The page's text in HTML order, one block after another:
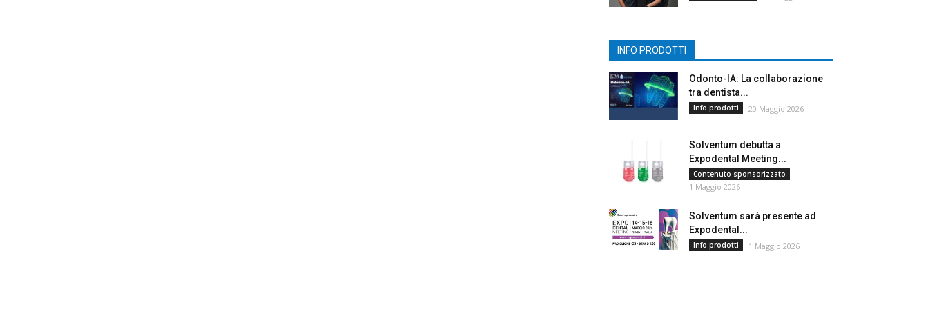
INFO PRODOTTI
Odonto-IA: La collaborazione
tra dentista...
Info prodotti 20 Maggio 2026
Solventum debutta a
Expodental Meeting...
Contenuto sponsorizzato
1 Maggio 2026
Solventum sarà presente ad
Expodental...
Info prodotti 1 Maggio 2026